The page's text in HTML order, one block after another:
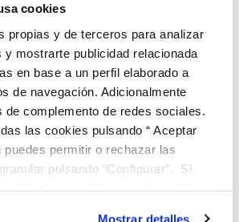
cookies
propias y de terceros para analizar
mostrarte publicidad relacionada
en base a un perfil elaborado a
de navegación. Adicionalmente
complemento de redes sociales.
las cookies pulsando “ Aceptar
puedes permitir o rechazar las
pulsando “Configurar”. Si
Mostrar detalles
sean compatibles
inteligente del agua